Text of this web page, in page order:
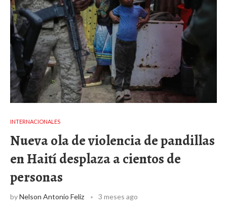
INTERNACIONALES
Nueva ola de violencia de pandillas
en Haití desplaza a cientos de
personas
byNelson Antonio Feliz 3 meses ago